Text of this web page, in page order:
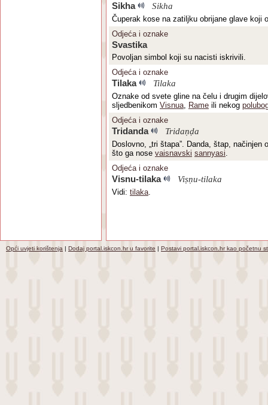
Sikha Sikha
Čuperak kose na zatiljku obrijane glave koji
Odjeća i oznake
Svastika
Povoljan simbol koji su nacisti iskrivili.
Odjeća i oznake
Tilaka Tilaka
Oznake od svete gline na čelu i drugim
sljedbenikom Visnua, Rame ili nekog
Odjeća i oznake
Tridanda Tridaṇḍa
Doslovno, „tri štapa”. Danda, štap,
što ga nose vaisnavski sannyasi.
Odjeća i oznake
Visnu-tilaka Viṣṇu-tilaka
Vidi: tilaka.
Opći uvjeti korištenja | Dodaj portal.iskcon.hr u favorite | Postavi portal.iskcon.hr kao početnu